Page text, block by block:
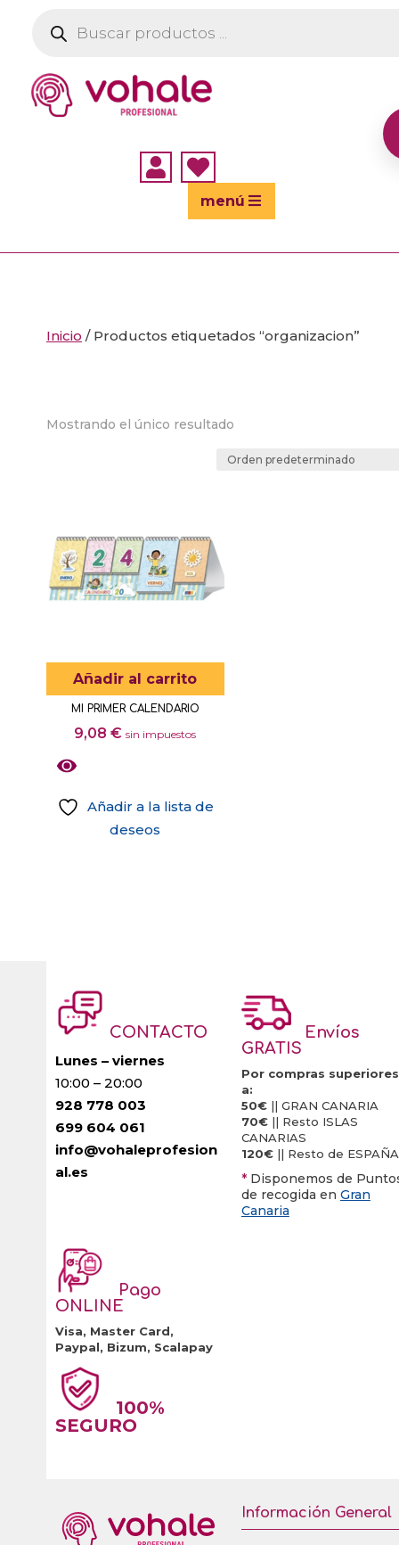
productos
 
menú
Inicio / Productos etiquetados “organizacion”
Mostrando el único resultado
Añadir al carrito
MI PRIMER CALENDARIO
9,08€ sin impuestos
Añadir a la lista de
deseos
CONTACTO
Lunes – viernes
10:00 – 20:00
928 778 003
699 604 061
info@vohaleprofesion
al.es
Envíos
GRATIS
Por compras superiores
a:
50€|| GRAN CANARIA
70€|| Resto ISLAS
CANARIAS
120€|| Resto de ESPAÑA
* Disponemos de
de recogida en Gran
Canaria
Pago
ONLINE
Visa, Master Card,
Paypal, Bizum, Scalapay
100%
SEGURO
Información General